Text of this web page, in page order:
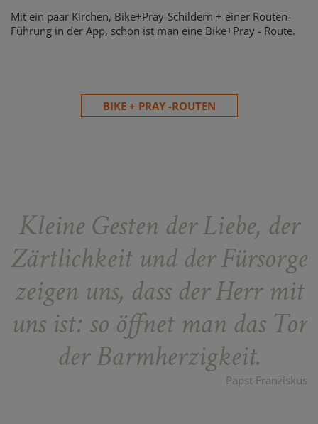
Mit ein paar Kirchen, Bike+Pray-Schildern + einer Routen-
Führung in der App, schon ist man eine Bike+Pray - Route.
BIKE + PRAY -ROUTEN
Kleine Gesten der Liebe, der
Zärtlichkeit und der Fürsorge
zeigen uns, dass der Herr mit
uns ist: so öffnet man das Tor
der Barmherzigkeit.
Papst Franziskus